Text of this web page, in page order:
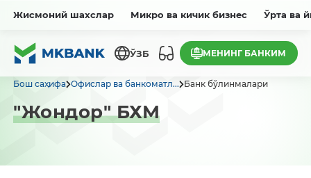
Жисмоний шахслар Микро ва кичик бизнес Ўрта ва
ЎЗБ МЕНИНГ БАНКИМ
Бош саҳифа Офислар ва банкоматл... Банк бўлинмалари
"Жондор" БХМ